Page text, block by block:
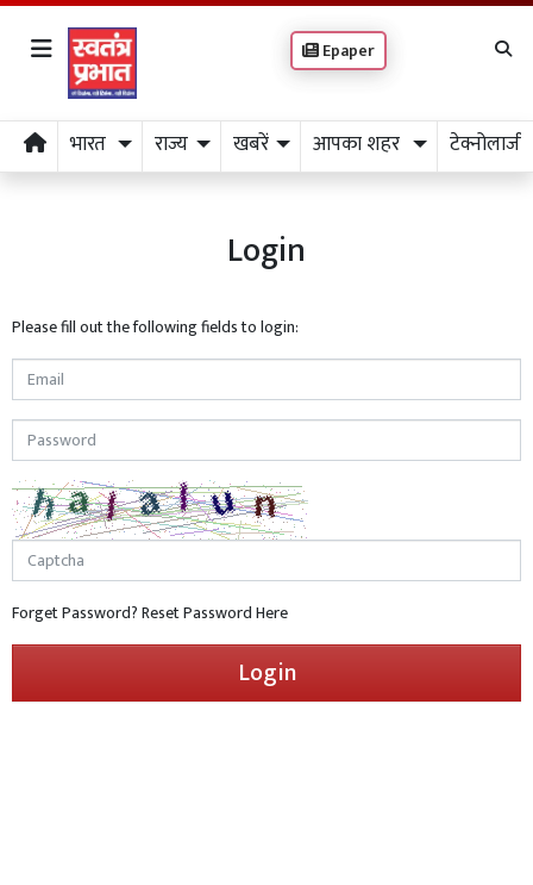
Epaper
भारत राज्य खबरें आपका शहर टेक्नोलाजी
Login
Please fill out the following fields to login:
Forget Password?Reset Password Here
Login